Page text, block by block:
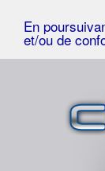
En
et/ou de